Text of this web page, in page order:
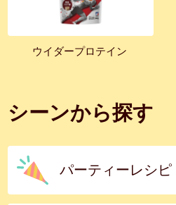
ウイダープロテイン
シーンから探す
パーティーレシピ